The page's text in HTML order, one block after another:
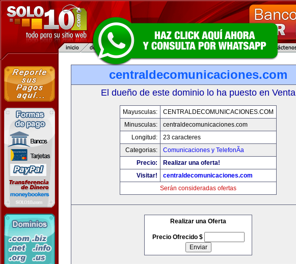
centraldecomunicaciones.com
El dueño de este dominio lo ha puesto en Venta
Mayusculas:
CENTRALDECOMUNICACIONES.COM
Minusculas:
centraldecomunicaciones.com
Longitud:
23 caracteres
Categorias:
Comunicaciones y TelefonÃ­a
Precio:
Realizar una oferta!
Visitar!
centraldecomunicaciones.com
Serán consideradas ofertas
Realizar una Oferta
Precio Ofrecido $